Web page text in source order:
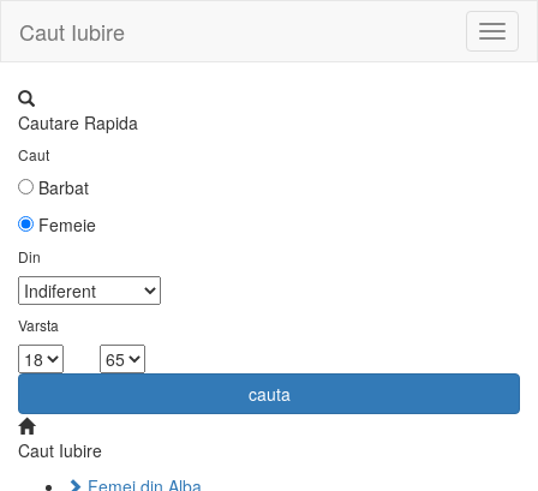
Caut Iubire
Cautare Rapida
Caut
Barbat
Femeie
Din
Varsta
cauta
Caut Iubire
Femei din Alba